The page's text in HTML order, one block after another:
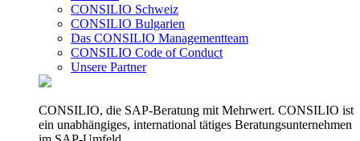
CONSILIO Schweiz
CONSILIO Bulgarien
Das CONSILIO Managementteam
CONSILIO Code of Conduct
Unsere Partner
CONSILIO, die SAP-Beratung mit Mehrwert. CONSILIO ist
ein unabhängiges, international tätiges Beratungsunternehmen